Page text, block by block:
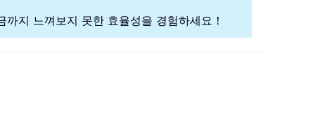
까지 느껴보지 못한 효율성을 경험하세요！